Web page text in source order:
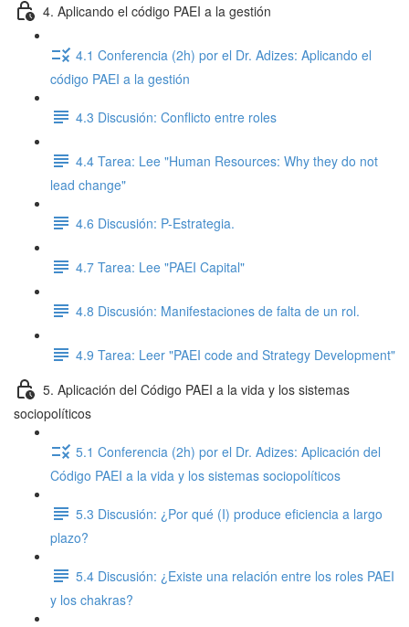
4. Aplicando el código PAEI a la gestión
4.1 Conferencia (2h) por el Dr. Adizes: Aplicando el
código PAEI a la gestión
4.3 Discusión: Conflicto entre roles
4.4 Tarea: Lee "Human Resources: Why they do not
lead change"
4.6 Discusión: P-Estrategia.
4.7 Tarea: Lee "PAEI Capital"
4.8 Discusión: Manifestaciones de falta de un rol.
4.9 Tarea: Leer "PAEI code and Strategy Development"
5. Aplicación del Código PAEI a la vida y los sistemas
sociopolíticos
5.1 Conferencia (2h) por el Dr. Adizes: Aplicación del
Código PAEI a la vida y los sistemas sociopolíticos
5.3 Discusión: ¿Por qué (I) produce eficiencia a largo
plazo?
5.4 Discusión: ¿Existe una relación entre los roles PAEI
y los chakras?